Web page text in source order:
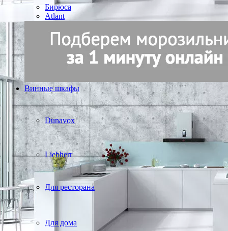
Бирюса
Atlant
Винные шкафы
Dunavox
Liebherr
Для ресторана
Для дома